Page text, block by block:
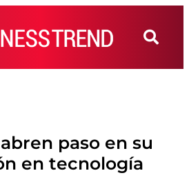
paso en su
en tecnología